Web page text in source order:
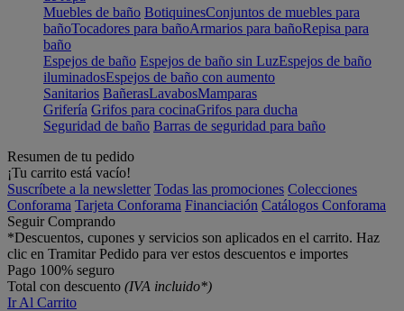
Muebles de baño BotiquinesConjuntos de muebles para
bañoTocadores para bañoArmarios para bañoRepisa para
baño
Espejos de baño Espejos de baño sin LuzEspejos de baño
iluminadosEspejos de baño con aumento
Sanitarios BañerasLavabosMamparas
Grifería Grifos para cocinaGrifos para ducha
Seguridad de baño Barras de seguridad para baño
Resumen de tu pedido
¡Tu carrito está vacío!
Suscríbete a la newsletter Todas las promociones Colecciones
Conforama Tarjeta Conforama Financiación Catálogos Conforama
Seguir Comprando
*Descuentos, cupones y servicios son aplicados en el carrito. Haz
clic en Tramitar Pedido para ver estos descuentos e importes
Pago 100% seguro
Total con descuento (IVA incluido*)
Ir Al Carrito